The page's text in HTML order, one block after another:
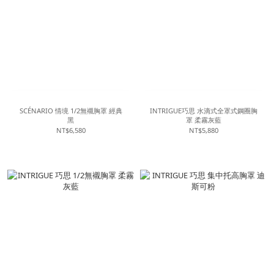
SCÉNARIO 情境 1/2無襯胸罩 經典
黑
NT$6,580
INTRIGUE巧思 水滴式全罩式鋼圈胸
罩 柔霧灰藍
NT$5,880